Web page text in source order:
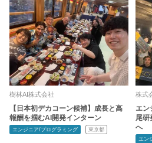
樹林AI株式会社
【日本初デカコーン候補】成長と高
報酬を掴むAI開発インターン
エンジニア/プログラミング 東京都
株式
エン
尾研
へ
エン